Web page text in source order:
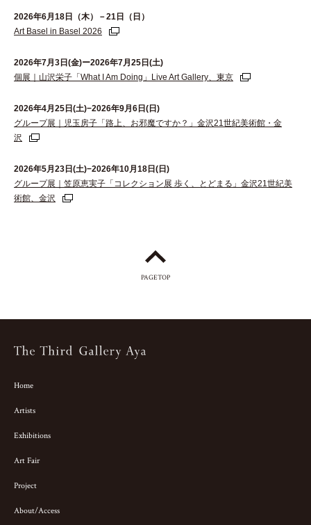
2026年6月18日（木）－21日（日）
Art Basel in Basel 2026
2026年7月3日(金)ー2026年7月25日(土)
個展｜山沢栄子「What I Am Doing」Live Art Gallery、東京
2026年4月25日(土)−2026年9月6日(日)
グループ展｜児玉房子「路上、お邪魔ですか？」金沢21世紀美術館・金
沢
2026年5月23日(土)−2026年10月18日(日)
グループ展｜笠原恵実子「コレクション展 歩く、とどまる」金沢21世紀美
術館、金沢
PAGETOP
Home
Artists
Exhibitions
Art Fair
Project
About/Access